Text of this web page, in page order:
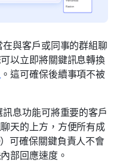
在與客戶或同事的群組聊
以立即將關鍵訊息轉換
。這可確保後續事項不被
訊息功能可將重要的客戶
天的上方，方便所有成
可確保關鍵負責人不會
部回應速度。